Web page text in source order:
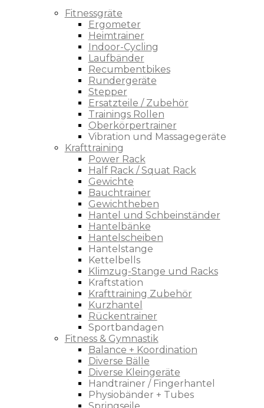
Fitnessgräte
Ergometer
Heimtrainer
Indoor-Cycling
Laufbänder
Recumbentbikes
Rundergeräte
Stepper
Ersatzteile / Zubehör
Trainings Rollen
Oberkörpertrainer
Vibration und Massagegeräte
Krafttraining
Power Rack
Half Rack / Squat Rack
Gewichte
Bauchtrainer
Gewichtheben
Hantel und Schbeinständer
Hantelbänke
Hantelscheiben
Hantelstange
Kettelbells
Klimzug-Stange und Racks
Kraftstation
Krafttraining Zubehör
Kurzhantel
Rückentrainer
Sportbandagen
Fitness & Gymnastik
Balance + Koordination
Diverse Bälle
Diverse Kleingeräte
Handtrainer / Fingerhantel
Physiobänder + Tubes